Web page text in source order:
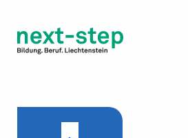
Beratung & Unterstützung